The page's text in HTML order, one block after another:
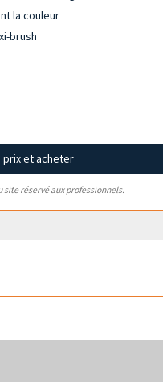
la couleur
brush
prix et acheter
réservé aux professionnels.